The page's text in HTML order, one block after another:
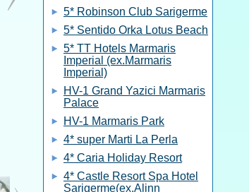
5* Robinson Club Sarigerme
5* Sentido Orka Lotus Beach
5* TT Hotels Marmaris
Imperial (ex.Marmaris
Imperial)
HV-1 Grand Yazici Marmaris
Palace
HV-1 Marmaris Park
4* super Marti La Perla
4* Caria Holiday Resort
4* Castle Resort Spa Hotel
Sarigerme(ex.Alinn